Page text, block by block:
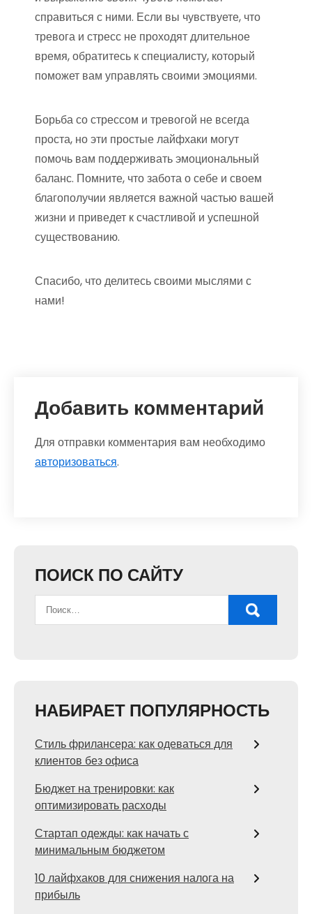
справиться с ними. Если вы чувствуете, что
тревога и стресс не проходят длительное
время, обратитесь к специалисту, который
поможет вам управлять своими эмоциями.
Борьба со стрессом и тревогой не всегда
проста, но эти простые лайфхаки могут
помочь вам поддерживать эмоциональный
баланс. Помните, что забота о себе и своем
благополучии является важной частью вашей
жизни и приведет к счастливой и успешной
существованию.
Спасибо, что делитесь своими мыслями с
нами!
Добавить комментарий
Для отправки комментария вам необходимо
авторизоваться.
ПОИСК ПО САЙТУ
НАБИРАЕТ ПОПУЛЯРНОСТЬ
Стиль фрилансера: как одеваться для
клиентов без офиса
Бюджет на тренировки: как
оптимизировать расходы
Стартап одежды: как начать с
минимальным бюджетом
10 лайфхаков для снижения налога на
прибыль